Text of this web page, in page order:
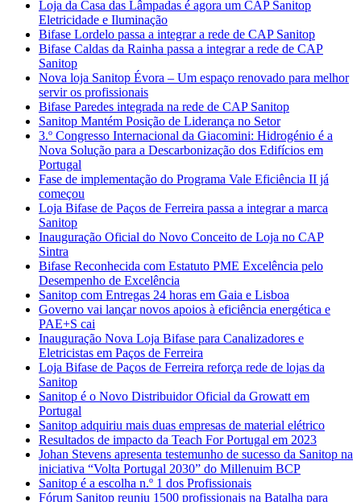
Loja da Casa das Lâmpadas é agora um CAP Sanitop
Eletricidade e Iluminação
Bifase Lordelo passa a integrar a rede de CAP Sanitop
Bifase Caldas da Rainha passa a integrar a rede de CAP
Sanitop
Nova loja Sanitop Évora – Um espaço renovado para melhor
servir os profissionais
Bifase Paredes integrada na rede de CAP Sanitop
Sanitop Mantém Posição de Liderança no Setor
3.º Congresso Internacional da Giacomini: Hidrogénio é a
Nova Solução para a Descarbonização dos Edifícios em
Portugal
Fase de implementação do Programa Vale Eficiência II já
começou
Loja Bifase de Paços de Ferreira passa a integrar a marca
Sanitop
Inauguração Oficial do Novo Conceito de Loja no CAP
Sintra
Bifase Reconhecida com Estatuto PME Excelência pelo
Desempenho de Excelência
Sanitop com Entregas 24 horas em Gaia e Lisboa
Governo vai lançar novos apoios à eficiência energética e
PAE+S cai
Inauguração Nova Loja Bifase para Canalizadores e
Eletricistas em Paços de Ferreira
Loja Bifase de Paços de Ferreira reforça rede de lojas da
Sanitop
Sanitop é o Novo Distribuidor Oficial da Growatt em
Portugal
Sanitop adquiriu mais duas empresas de material elétrico
Resultados de impacto da Teach For Portugal em 2023
Johan Stevens apresenta testemunho de sucesso da Sanitop na
iniciativa “Volta Portugal 2030” do Millenuim BCP
Sanitop é a escolha n.º 1 dos Profissionais
Fórum Sanitop reuniu 1500 profissionais na Batalha para